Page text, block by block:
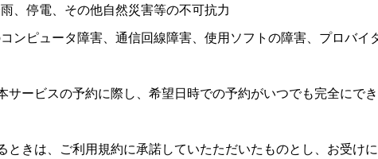
、停電、その他自然災害等の不可抗力
ンピュータ障害、通信回線障害、使用ソフトの障害、プロバイ
サービスの予約に際し、希望日時での予約がいつでも完全にで
ときは、ご利用規約に承諾していたただいたものとし、お受